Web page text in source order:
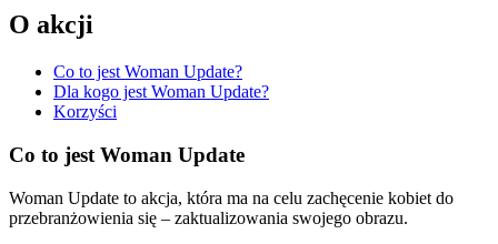
O akcji
Co to jest Woman Update?
Dla kogo jest Woman Update?
Korzyści
Co to jest Woman Update
Woman Update to akcja, która ma na celu zachęcenie kobiet do
przebranżowienia się – zaktualizowania swojego obrazu.